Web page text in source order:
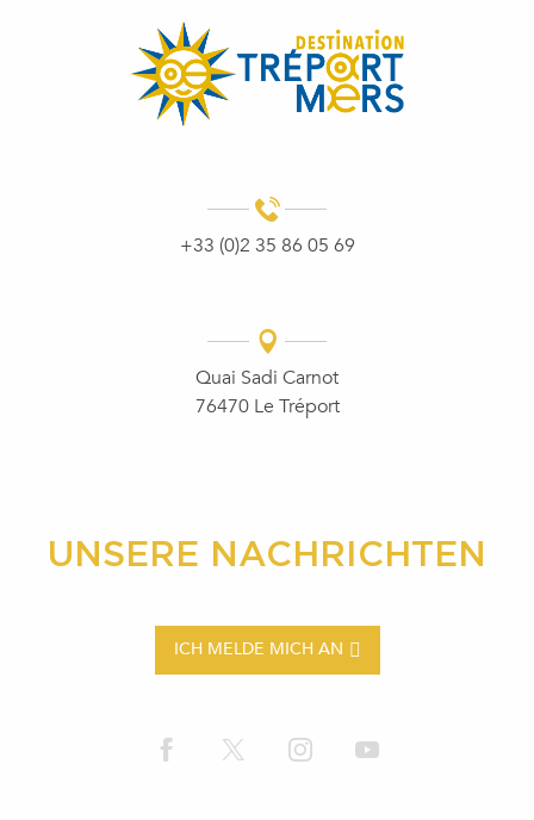
+33 (0)2 35 86 05 69
Quai Sadi Carnot
76470 Le Tréport
UNSERE NACHRICHTEN
ICH MELDE MICH AN